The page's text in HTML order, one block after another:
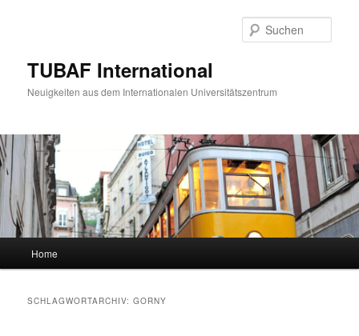
TUBAF International
Neuigkeiten aus dem Internationalen Universitätszentrum
Home
SCHLAGWORTARCHIV:GORNY